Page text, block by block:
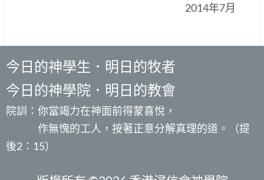
2014年7月
今日的神學生．明日的牧者
今日的神學院．明日的教會
院訓：你當竭力在神面前得蒙喜悅，
作無愧的工人，按著正意分解真理的道。（提
後2：15）